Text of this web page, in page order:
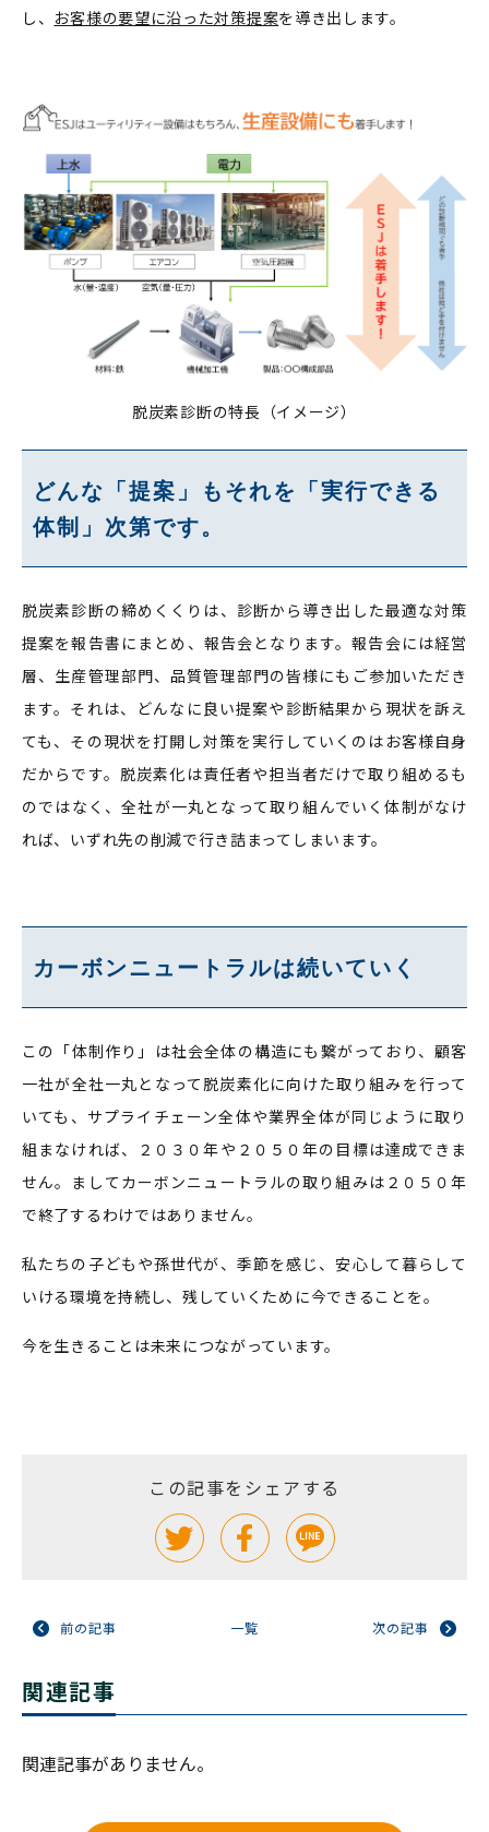
し、 お客様の要望に沿った対策提案を導き出します。
脱炭素診断の特長（イメージ）
どんな「提案」もそれを「実行できる
体制」次第です。
脱炭素診断の締めくくりは、診断から導き出した最適な対策
提案を報告書にまとめ、報告会となります。報告会には経営
層、生産管理部門、品質管理部門の皆様にもご参加いただき
ます。それは、どんなに良い提案や診断結果から現状を訴え
ても、その現状を打開し対策を実行していくのはお客様自身
だからです。脱炭素化は責任者や担当者だけで取り組めるも
のではなく、全社が一丸となって取り組んでいく体制がなけ
れば、いずれ先の削減で行き詰まってしまいます。
カーボンニュートラルは続いていく
この「体制作り」は社会全体の構造にも繋がっており、顧客
一社が全社一丸となって脱炭素化に向けた取り組みを行って
いても、サプライチェーン全体や業界全体が同じように取り
組まなければ、２０３０年や２０５０年の目標は達成できま
せん。ましてカーボンニュートラルの取り組みは２０５０年
で終了するわけではありません。
私たちの子どもや孫世代が、季節を感じ、安心して暮らして
いける環境を持続し、残していくために今できることを。
今を生きることは未来につながっています。
この記事をシェアする
前の記事 一覧 次の記事
関連記事
関連記事がありません。